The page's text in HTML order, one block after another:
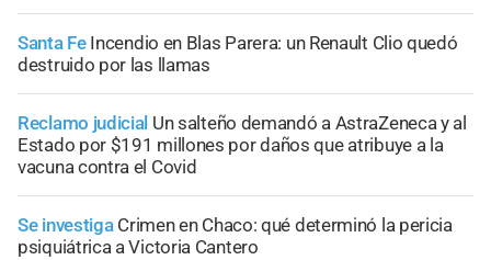
Santa Fe Incendio en Blas Parera: un Renault Clio quedó
destruido por las llamas
Reclamo judicial Un salteño demandó a AstraZeneca y al
Estado por $191 millones por daños que atribuye a la
vacuna contra el Covid
Se investiga Crimen en Chaco: qué determinó la pericia
psiquiátrica a Victoria Cantero